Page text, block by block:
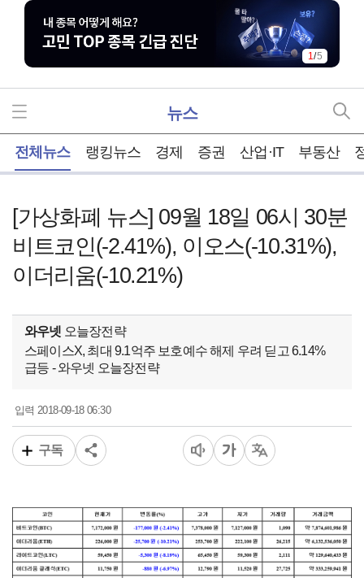
1/5
뉴스
전체뉴스 랭킹뉴스 경제 증권 산업·IT 부동산
[가상화폐 뉴스] 09월 18일 06시 30분
비트코인(-2.41%), 이오스(-10.31%),
이더리움(-10.21%)
와우넷 오늘장전략
스페이스X, 최대 9.1억주 보호예수 해제 우려 딛고 6.14%
급등 - 와우넷 오늘장전략
입력2018-09-18 06:30
구독